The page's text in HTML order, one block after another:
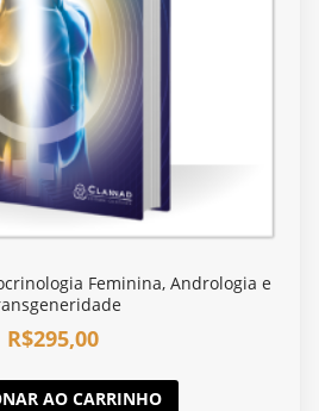
Feminina, Andrologia e
R$295,00
AO CARRINHO